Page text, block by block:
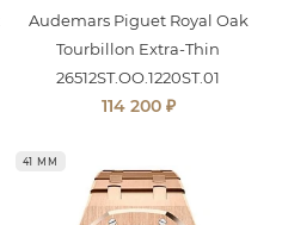
Audemars Piguet Royal Oak
Tourbillon Extra-Thin
26512ST.OO.1220ST.01
114 200 ₽
41 ММ